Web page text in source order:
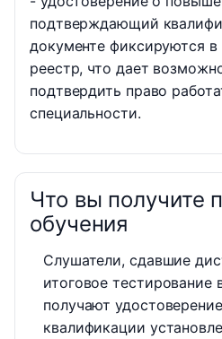
подтверждающий
документе фиксируются в
реестр, что дает
подтвердить право
специальности.
Что вы получите
обучения
Слушатели, сдавшие
итоговое
получают
квалификации